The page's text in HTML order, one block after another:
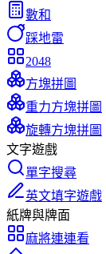
數和
踩地雷
2048
方塊拼圖
重力方塊拼圖
旋轉方塊拼圖
文字遊戲
單字搜尋
英文填字遊戲
紙牌與牌面
麻將連連看